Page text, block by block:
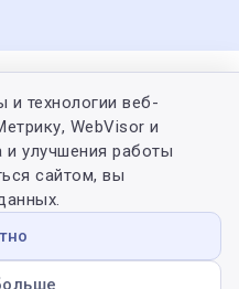
технологии веб-
WebVisor и
и улучшения работы
сайтом, вы